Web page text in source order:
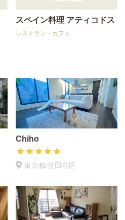
スペイン料理 アティコドス
レストラン・カフェ
Chiho
東京都/世田谷区